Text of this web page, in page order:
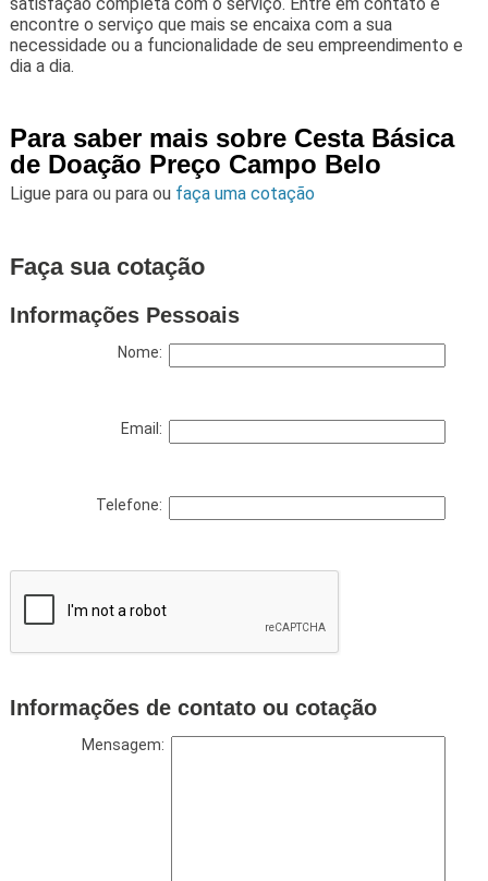
satisfação completa com o serviço. Entre em contato e
encontre o serviço que mais se encaixa com a sua
necessidade ou a funcionalidade de seu empreendimento e
dia a dia.
Para saber mais sobre Cesta Básica
de Doação Preço Campo Belo
Ligue para ou para ou faça uma cotação
Faça sua cotação
Informações Pessoais
Nome:
Email:
Telefone:
Informações de contato ou cotação
Mensagem: